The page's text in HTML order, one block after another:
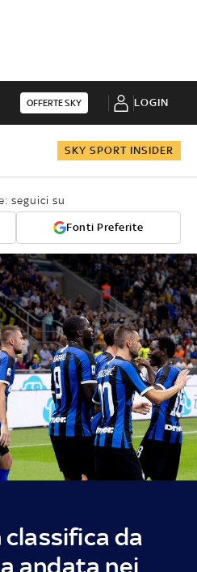
OFFERTE SKY LOGIN
SKY SPORT INSIDER
seguici su
Fonti Preferite
da
andata nei